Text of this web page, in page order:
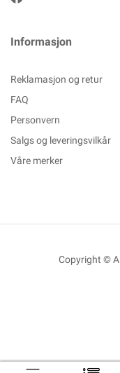
Informasjon
Reklamasjon og retur
FAQ
Personvern
Salgs og leveringsvilkår
Våre merker
Copyright ©